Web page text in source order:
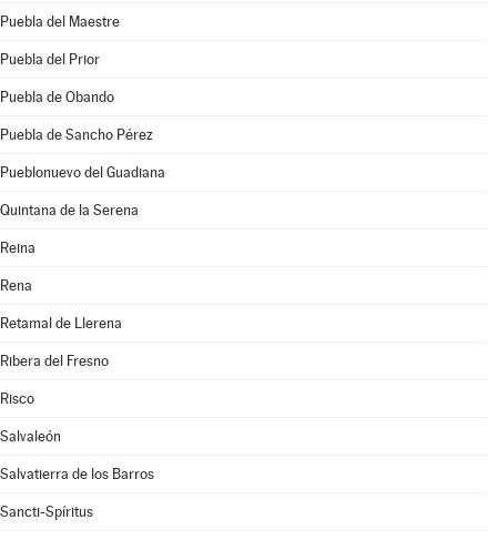
Puebla del Maestre
Puebla del Prior
Puebla de Obando
Puebla de Sancho Pérez
Pueblonuevo del Guadiana
Quintana de la Serena
Reina
Rena
Retamal de Llerena
Ribera del Fresno
Risco
Salvaleón
Salvatierra de los Barros
Sancti-Spíritus